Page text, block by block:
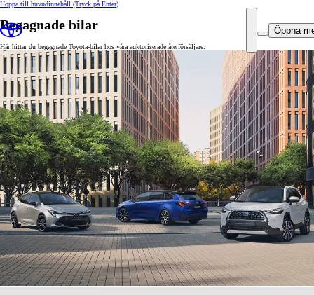
Hoppa till huvudinnehåll (Tryck på Enter)
Öppna
Begagnade bilar
Här hittar du begagnade Toyota-bilar hos våra auktoriserade återförsäljare.